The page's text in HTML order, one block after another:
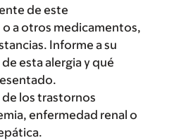
de este
a otros medicamentos,
Informe a su
esta alergia y qué
los trastornos
enfermedad renal o